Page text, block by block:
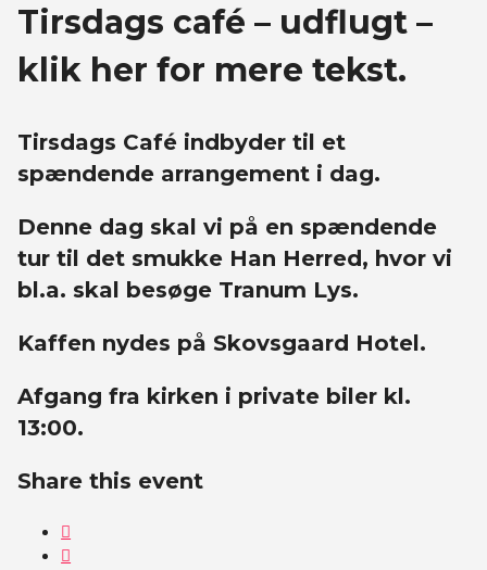
Tirsdags café – udflugt –
klik her for mere tekst.
Tirsdags Café indbyder til et
spændende arrangement i dag.
Denne dag skal vi på en spændende
tur til det smukke Han Herred, hvor vi
bl.a. skal besøge Tranum Lys.
Kaffen nydes på Skovsgaard Hotel.
Afgang fra kirken i private biler kl.
13:00.
Share this event